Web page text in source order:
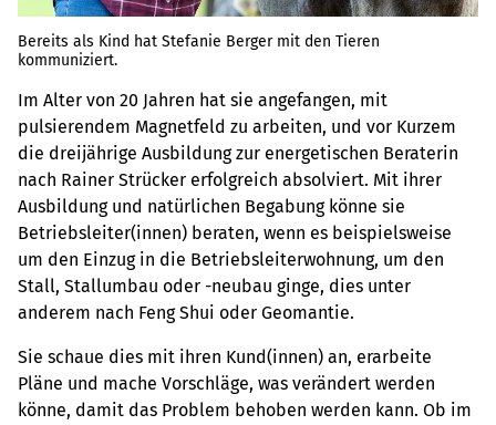
Bereits als Kind hat Stefanie Berger mit den Tieren
kommuniziert.
Im Alter von 20 Jahren hat sie angefangen, mit
pulsierendem Magnetfeld zu arbeiten, und vor Kurzem
die dreijährige Ausbildung zur energetischen Beraterin
nach Rainer Strücker erfolgreich absolviert. Mit ihrer
Ausbildung und natürlichen Begabung könne sie
Betriebsleiter(innen) beraten, wenn es beispielsweise
um den Einzug in die Betriebsleiterwohnung, um den
Stall, Stallumbau oder -neubau ginge, dies unter
anderem nach Feng Shui oder Geomantie.
Sie schaue dies mit ihren Kund(innen) an, erarbeite
Pläne und mache Vorschläge, was verändert werden
könne, damit das Problem behoben werden kann. Ob im